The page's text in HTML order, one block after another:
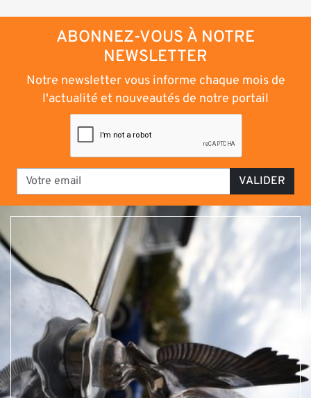
ABONNEZ-VOUS À NOTRE
NEWSLETTER
Notre newsletter vous informe chaque mois de
l'actualité et nouveautés de notre portail
VALIDER